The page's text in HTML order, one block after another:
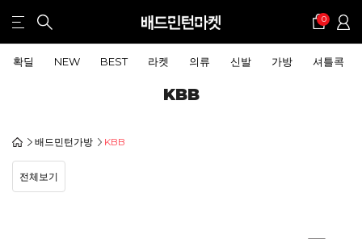
0
확딜 NEW BEST 라켓 의류 신발 가방 셔틀콕
KBB
배드민턴가방 KBB
전체보기